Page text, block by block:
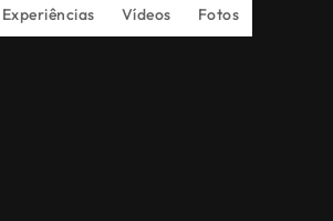
Experiências Vídeos Fotos